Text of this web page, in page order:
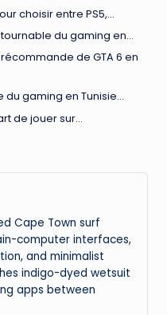
choisir entre PS5,…
du gaming en…
de GTA 6 en
du gaming en Tunisie…
de jouer sur…
Cape Town surf
computer interfaces,
and minimalist
indigo-dyed wetsuit
apps between